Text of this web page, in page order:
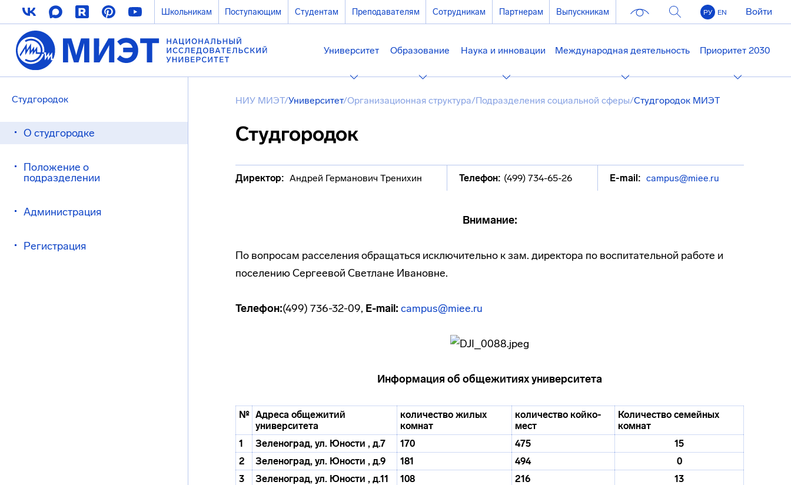
Школьникам Поступающим Студентам Преподавателям Сотрудникам Партнерам Выпускникам РУ EN Войти
Университет Образование Наука и инновации Международная деятельность Приоритет 2030
Студгородок
О студгородке
Положение о
подразделении
Администрация
Регистрация
НИУ МИЭТ/Университет/Организационная структура/Подразделения социальной сферы/Студгородок МИЭТ
Студгородок
Директор: Андрей Германович Тренихин Телефон: (499) 734-65-26 E-mail: campus@miee.ru
Внимание:
По вопросам расселения обращаться исключительно к зам. директора по воспитательной работе и
поселению Сергеевой Светлане Ивановне.
Телефон:(499) 736-32-09, E-mail: campus@miee.ru
Информация об общежитиях университета
№ Адреса общежитий
университета
количество жилых
комнат
количество койко-
мест
Количество семейных
комнат
1
Зеленоград, ул. Юности , д.7 170 475
15
2
Зеленоград, ул. Юности , д.9 181 494
0
3
Зеленоград, ул. Юности , д.11 108 216
13